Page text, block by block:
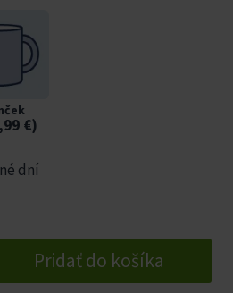
€)
dní
Pridať do košíka